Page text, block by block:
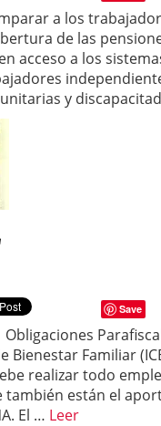
a los
de las
acceso a los
y
Save
Bienestar Familiar
realizar todo
están el
El … Leer